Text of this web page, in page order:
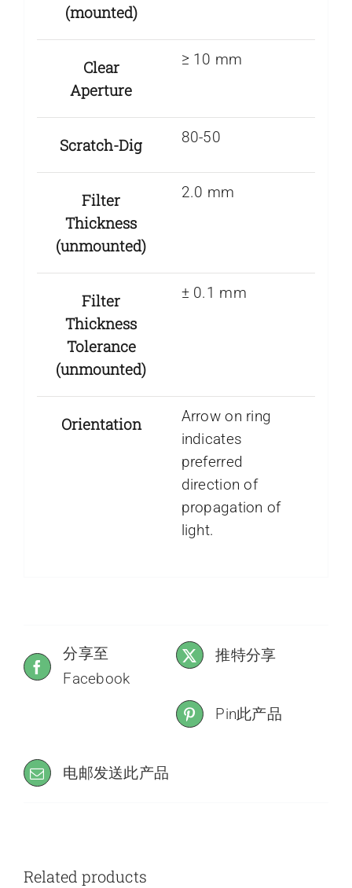
(mounted)
Clear
Aperture
≥ 10 mm
Scratch-Dig 80-50
Filter
Thickness
(unmounted)
2.0 mm
Filter
Thickness
Tolerance
(unmounted)
± 0.1 mm
Orientation
Arrow on ring
indicates
preferred
direction of
propagation of
light.
分享至
Facebook
推特分享
Pin此产品
电邮发送此产品
Related products